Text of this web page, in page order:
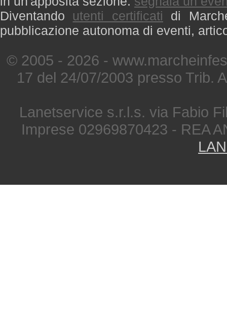
Diventando utenti certificati di
pubblicazione autonoma di eventi,
© 2005 - 2026 -
17 del 24/07/2003 presso Trib.
Lanetservice s.r.l.s. via Fabio
Imprese 02969870423 - REA